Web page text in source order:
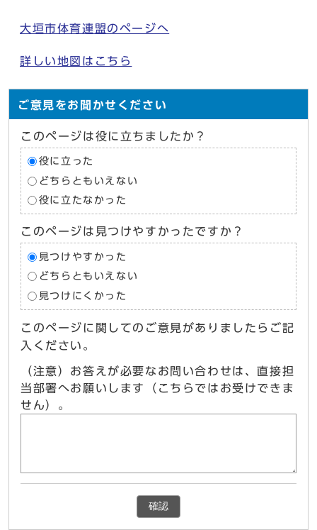
大垣市体育連盟のページへ
詳しい地図はこちら
ご意見をお聞かせください
このページは役に立ちましたか？
役に立った
どちらともいえない
役に立たなかった
このページは見つけやすかったですか？
見つけやすかった
どちらともいえない
見つけにくかった
このページに関してのご意見がありましたらご記
入ください。
（注意）お答えが必要なお問い合わせは、直接担
当部署へお願いします（こちらではお受けできま
せん）。
確認